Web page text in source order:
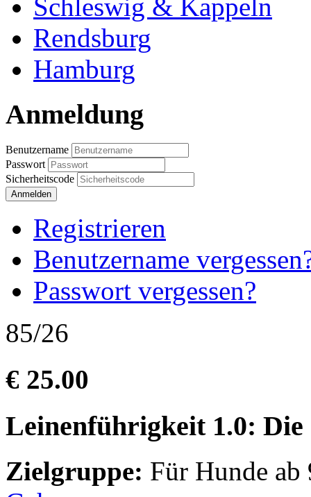
Schleswig & Kappeln
Rendsburg
Hamburg
Anmeldung
Benutzername
Passwort
Sicherheitscode
Anmelden
Registrieren
Benutzername
Passwort vergessen?
85/26
€ 25.00
Leinenführigkeit 1.0:
Zielgruppe: Für Hunde ab